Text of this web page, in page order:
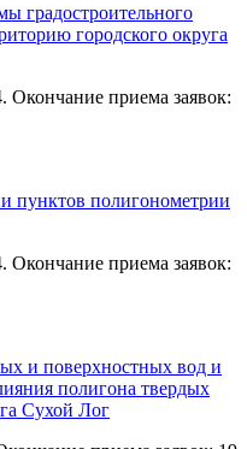
градостроительного
городского округа
Окончание приема заявок:
пунктов полигонометрии
Окончание приема заявок:
и поверхностных вод и
полигона твердых
Сухой Лог